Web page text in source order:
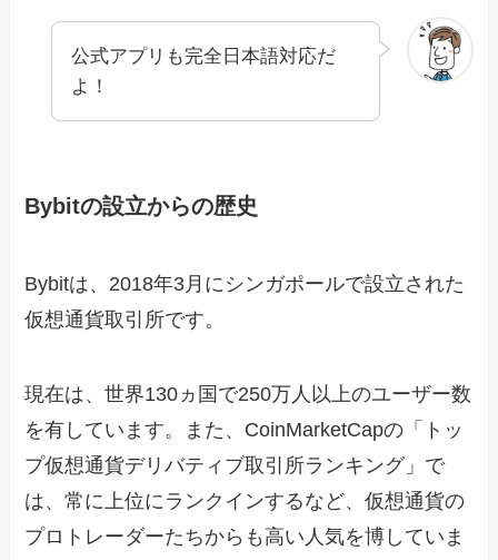
公式アプリも完全日本語対応だ
よ！
Bybitの設立からの歴史
Bybitは、2018年3月にシンガポールで設立された
仮想通貨取引所です。
現在は、世界130ヵ国で250万人以上のユーザー数
を有しています。また、CoinMarketCapの「トッ
プ仮想通貨デリバティブ取引所ランキング」で
は、常に上位にランクインするなど、仮想通貨の
プロトレーダーたちからも高い人気を博していま